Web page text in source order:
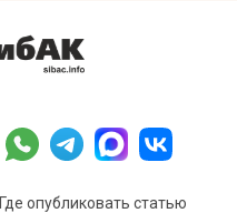
Где опубликовать статью